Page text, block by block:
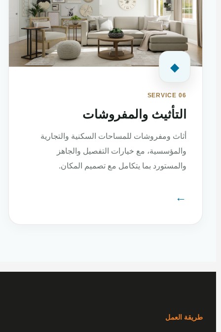
◆
SERVICE 06
التأثيث والمفروشات
أثاث ومفروشات للمساحات السكنية والتجارية
والمؤسسية، مع خيارات التفصيل والجاهز
والمستورد بما يتكامل مع تصميم المكان.
←
طريقة العمل